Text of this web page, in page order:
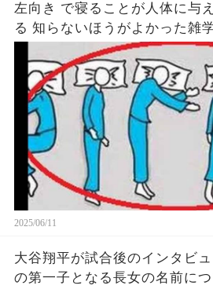
左向き で寝ることが人体に与
る 知らないほうがよかった雑
象がヤバい… 驚くべき 大人の
悔
2025/06/11
大谷翔平が試合後のインタビ
の第一子となる長女の名前に